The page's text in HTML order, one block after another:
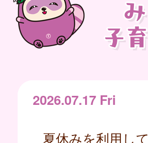
2026.07.17 Fri
夏休みを利用して